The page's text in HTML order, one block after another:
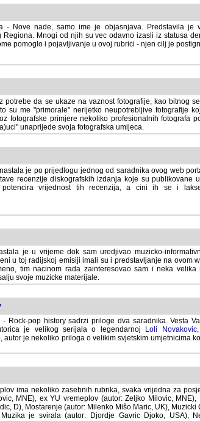
- Nove nade, samo ime je objasnjava. Predstavila je
Mnogi od njih su vec odavno izasli iz statusa
pomoglo i pojavljivanje u ovoj rubrici - njen cilj je postignut.
potrebe da se ukaze na vaznost fotografije, kao bitnog
su me "primorale" nerijetko neupotrebljive fotografije
fotografske primjere nekoliko profesionalnih fotografa
unaprijede svoja fotografska umijeca.
je po prijedlogu jednog od saradnika ovog web
recenzije diskografskih izdanja koje su publikovane
vrijednost tih recenzija, a cini ih se i
je u vrijeme dok sam uredjivao muzicko-
u toj radijskoj emisiji imali su i predstavljanje na ovom
tim nacinom rada zainteresovao sam i neka velika
svoje muzicke materijale.
- Rock-pop history sadrzi priloge dva saradnika. Vesta
je velikog serijala o legendarnoj
Loli Novakovic
autor je nekoliko priloga o velikim svjetskim umjetnicima
ima nekoliko zasebnih rubrika, svaka vrijedna za
MNE), ex YU vremeplov (autor: Zeljko Milovic, MNE),
D), Mostarenje (autor: Milenko Mišo Maric, UK), Muzicki
Muzika je svirala (autor: Djordje Gavric Djoko, USA),